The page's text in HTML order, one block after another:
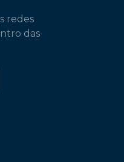
redes
das